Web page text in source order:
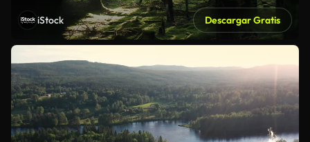
iStock Descargar Gratis